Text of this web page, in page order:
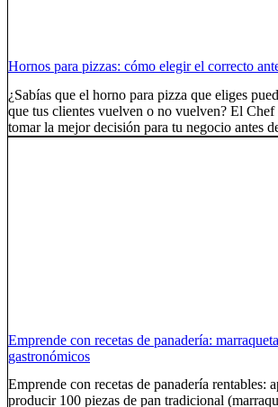
Hornos para pizzas: cómo elegir el correcto
¿Sabías que el horno para pizza que eliges
que tus clientes vuelven o no vuelven? El
tomar la mejor decisión para tu negocio antes
Emprende con recetas de panadería:
gastronómicos
Emprende con recetas de panadería rentables:
producir 100 piezas de pan tradicional